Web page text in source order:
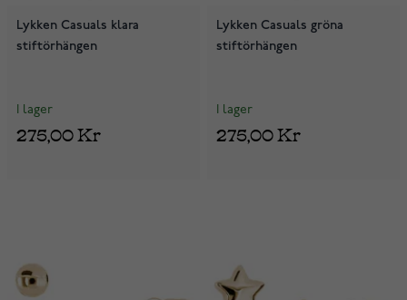
Lykken Casuals klara
stiftörhängen
I lager
275,00 Kr
Lykken Casuals gröna
stiftörhängen
I lager
275,00 Kr